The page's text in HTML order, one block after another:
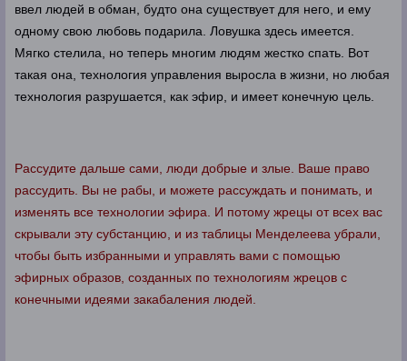
ввел людей в обман, будто она существует для него, и ему
одному свою любовь подарила. Ловушка здесь имеется.
Мягко стелила, но теперь многим людям жестко спать. Вот
такая она, технология управления выросла в жизни, но любая
технология разрушается, как эфир, и имеет конечную цель.
Рассудите дальше сами, люди добрые и злые. Ваше право
рассудить. Вы не рабы, и можете рассуждать и понимать, и
изменять все технологии эфира. И потому жрецы от всех вас
скрывали эту субстанцию, и из таблицы Менделеева убрали,
чтобы быть избранными и управлять вами с помощью
эфирных образов, созданных по технологиям жрецов с
конечными идеями закабаления людей.